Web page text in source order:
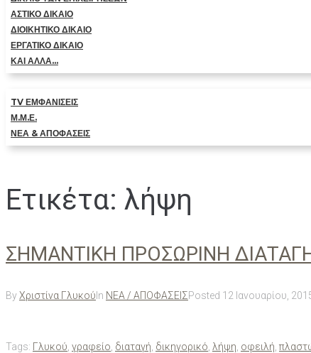
ΑΣΤΙΚΟ ΔΙΚΑΙΟ
ΔΙΟΙΚΗΤΙΚΟ ΔΙΚΑΙΟ
ΕΡΓΑΤΙΚΟ ΔΙΚΑΙΟ
ΚΑΙ ΑΛΛΑ…
TV ΕΜΦΑΝΙΣΕΙΣ
Μ.Μ.Ε.
ΝΕΑ & ΑΠΟΦΑΣΕΙΣ
Ετικέτα: λήψη
ΣΗΜΑΝΤΙΚΗ ΠΡΟΣΩΡΙΝΗ
ByΧριστίνα Γλυκού In ΝΕΑ / ΑΠΟΦΑΣΕΙΣPosted 12 Ιανουαρίου,
Tags: Γλυκού γραφείο διαταγή δικηγορικό λήψη οφειλή